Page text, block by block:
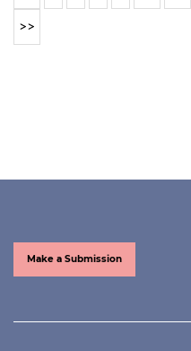
>>
Make a Submission